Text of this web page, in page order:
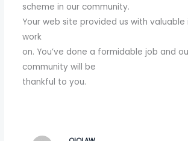
scheme in our community.
Your web site provided us with
work
on. You’ve done a formidable job and
community will be
thankful to you.